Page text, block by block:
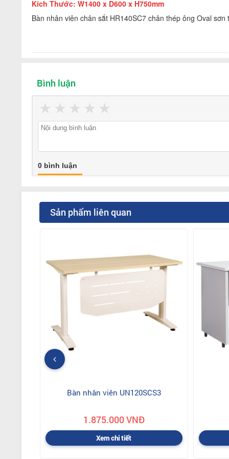
Kích Thước: W1400 x D600 x H750mm
Bàn nhân viên chân sắt HR140SC7 chân thép ông Oval
Bình luận
★
★
★
★
★
0 bình luận
Sản phẩm liên quan
Bàn nhân viên UN120SCS3
1.875.000 VNĐ
Xem chi tiết